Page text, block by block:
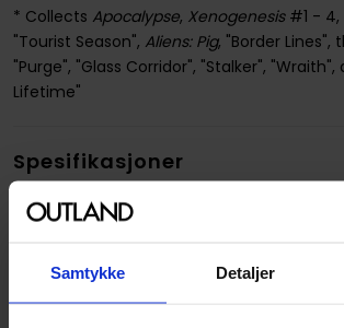
Samtykke Detaljer
* Collects Apocalypse, Xenogenesis#1 - 4,
"Tourist Season", Aliens: Pig, "Border Lines",
"Purge", "Glass Corridor", "Stalker",
Lifetime"
Spesifikasjoner
Varenummer
Opprinnelsesland :
USA